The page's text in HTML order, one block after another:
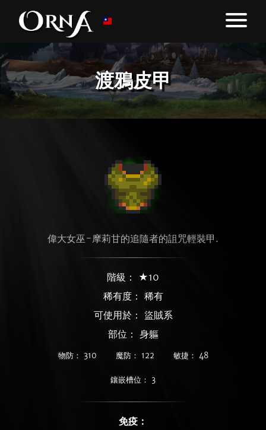
渡鴉皮甲
偉大女巫-摩莉甘的追隨者的詛咒輕裝甲.
階級： ★10
稀有度： 稀有
可使用於： 盜賊系
部位： 身軀
物防： 310 魔防： 122 敏捷： 48
鑲嵌槽位： 3
免疫：